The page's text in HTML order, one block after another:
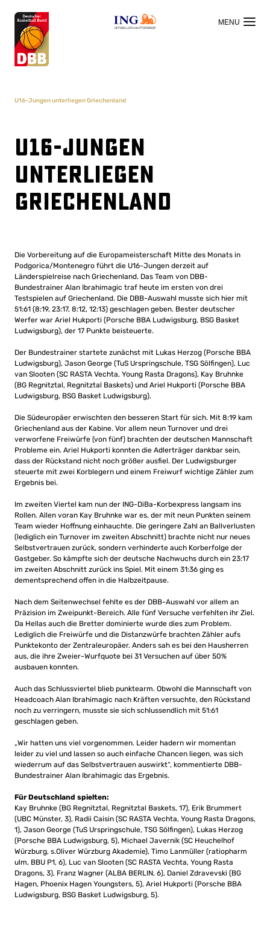
OFFIZIELLER HAUPTSPONSOR
U16-Jungen unterliegen Griechenland
U16-Jungen
unterliegen
Griechenland
Die Vorbereitung auf die Europameisterschaft Mitte des Monats in
Podgorica/Montenegro führt die U16-Jungen derzeit auf
Länderspielreise nach Griechenland. Das Team von DBB-
Bundestrainer Alan Ibrahimagic traf heute im ersten von drei
Testspielen auf Griechenland. Die DBB-Auswahl musste sich hier mit
51:61 (8:19, 23:17, 8:12, 12:13) geschlagen geben. Bester deutscher
Werfer war Ariel Hukporti (Porsche BBA Ludwigsburg, BSG Basket
Ludwigsburg), der 17 Punkte beisteuerte.
Der Bundestrainer startete zunächst mit Lukas Herzog (Porsche BBA
Ludwigsburg), Jason George (TuS Urspringschule, TSG Sölfingen), Luc
van Slooten (SC RASTA Vechta, Young Rasta Dragons), Kay Bruhnke
(BG Regnitztal, Regnitztal Baskets) und Ariel Hukporti (Porsche BBA
Ludwigsburg, BSG Basket Ludwigsburg).
Die Südeuropäer erwischten den besseren Start für sich. Mit 8:19 kam
Griechenland aus der Kabine. Vor allem neun Turnover und drei
verworfene Freiwürfe (von fünf) brachten der deutschen Mannschaft
Probleme ein. Ariel Hukporti konnten die Adlerträger dankbar sein,
dass der Rückstand nicht noch größer ausfiel. Der Ludwigsburger
steuerte mit zwei Korblegern und einem Freiwurf wichtige Zähler zum
Ergebnis bei.
Im zweiten Viertel kam nun der ING-DiBa-Korbexpress langsam ins
Rollen. Allen voran Kay Bruhnke war es, der mit neun Punkten seinem
Team wieder Hoffnung einhauchte. Die geringere Zahl an Ballverlusten
(lediglich ein Turnover im zweiten Abschnitt) brachte nicht nur neues
Selbstvertrauen zurück, sondern verhinderte auch Korberfolge der
Gastgeber. So kämpfte sich der deutsche Nachwuchs durch ein 23:17
im zweiten Abschnitt zurück ins Spiel. Mit einem 31:36 ging es
dementsprechend offen in die Halbzeitpause.
Nach dem Seitenwechsel fehlte es der DBB-Auswahl vor allem an
Präzision im Zweipunkt-Bereich. Alle fünf Versuche verfehlten ihr Ziel.
Da Hellas auch die Bretter dominierte wurde dies zum Problem.
Lediglich die Freiwürfe und die Distanzwürfe brachten Zähler aufs
Punktekonto der Zentraleuropäer. Anders sah es bei den Hausherren
aus, die ihre Zweier-Wurfquote bei 31 Versuchen auf über 50%
ausbauen konnten.
Auch das Schlussviertel blieb punktearm. Obwohl die Mannschaft von
Headcoach Alan Ibrahimagic nach Kräften versuchte, den Rückstand
noch zu verringern, musste sie sich schlussendlich mit 51:61
geschlagen geben.
„Wir hatten uns viel vorgenommen. Leider hadern wir momentan
leider zu viel und lassen so auch einfache Chancen liegen, was sich
wiederrum auf das Selbstvertrauen auswirkt“, kommentierte DBB-
Bundestrainer Alan Ibrahimagic das Ergebnis.
Für Deutschland spielten:
Kay Bruhnke (BG Regnitztal, Regnitztal Baskets, 17), Erik Brummert
(UBC Münster, 3), Radii Caisin (SC RASTA Vechta, Young Rasta Dragons,
1), Jason George (TuS Urspringschule, TSG Sölfingen), Lukas Herzog
(Porsche BBA Ludwigsburg, 5), Michael Javernik (SC Heuchelhof
Würzburg, s.Oliver Würzburg Akademie), Timo Lanmüller (ratiopharm
ulm, BBU P1, 6), Luc van Slooten (SC RASTA Vechta, Young Rasta
Dragons, 3), Franz Wagner (ALBA BERLIN, 6), Daniel Zdravevski (BG
Hagen, Phoenix Hagen Youngsters, 5), Ariel Hukporti (Porsche BBA
Ludwigsburg, BSG Basket Ludwigsburg, 5).